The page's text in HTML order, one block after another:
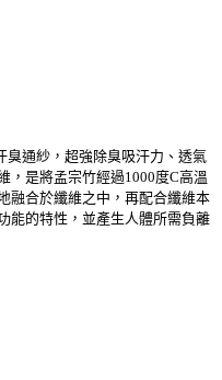
臭通紗，超強除臭吸汗力、透氣
，是將孟宗竹經過1000度C高溫
融合於纖維之中，再配合纖維本
能的特性，並產生人體所需負離